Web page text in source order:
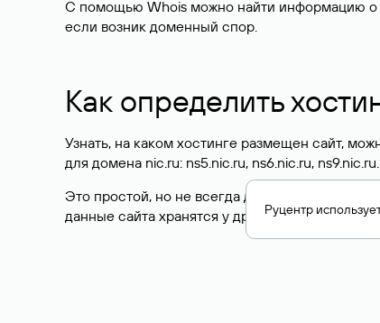
С помощью Whois можно найти информацию о
если возник доменный спор.
Как определить
Узнать, на каком хостинге размещен сайт,
для домена nic.ru: ns5.nic.ru, ns6.nic.ru,
Это простой, но не всегда достоверный
данные сайта хранятся у другого хостинг-
Руцентр